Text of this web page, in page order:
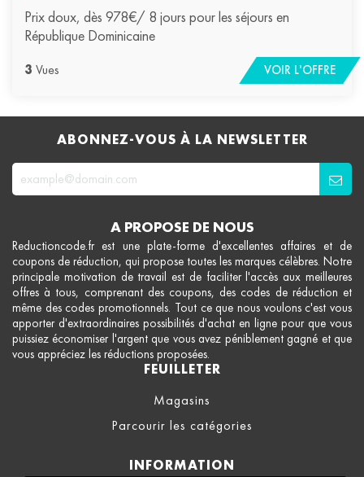
Prix doux, dès 978€/ 8 jours pour les séjours en
République Dominicaine
3 Vues VOIR L'OFFRE
ABONNEZ-VOUS À LA NEWSLETTER
A PROPOSE DE NOUS
Reductioncode.fr est une plate-forme d'excellentes affaires et de
coupons de réduction, qui propose toutes les marques célèbres. Notre
principale motivation de travail est de faciliter l'accès aux meilleures
offres à tous, comprenant des coupons, des codes de réduction et
même des codes promotionnels. Tout ce que nous voulons c'est vous
apporter d'extraordinaires possibilités d'achat en ligne pour que vous
puissiez économiser l'argent que vous avez péniblement gagné et que
vous appréciez les réductions proposées.
FEUILLETER
Magasins
Parcourir les catégories
INFORMATION